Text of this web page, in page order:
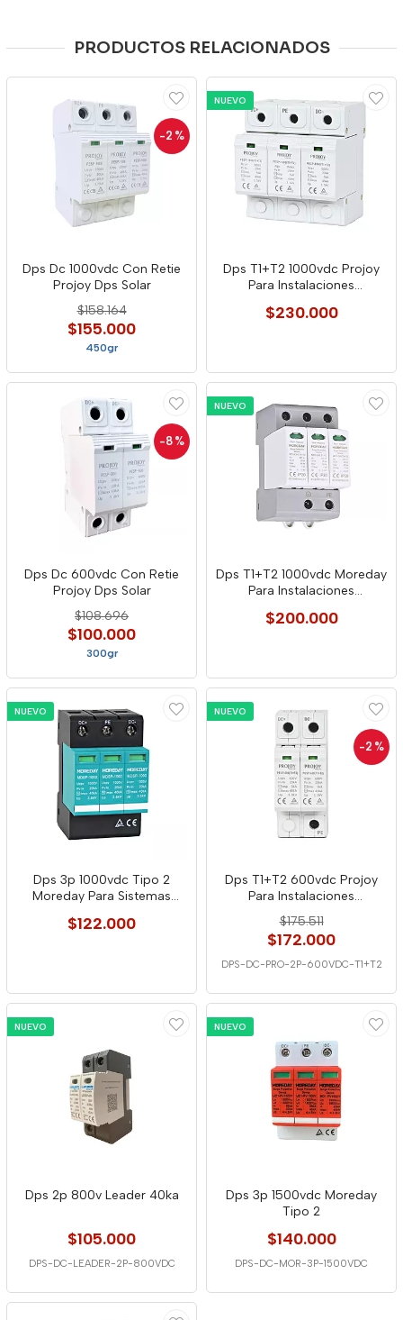
PRODUCTOS RELACIONADOS
-2 %
Dps Dc 1000vdc Con Retie
Projoy Dps Solar
$158.164
$155.000
450gr
NUEVO
Dps T1+T2 1000vdc Projoy
Para Instalaciones
$230.000
-8 %
Dps Dc 600vdc Con Retie
Projoy Dps Solar
$108.696
$100.000
300gr
NUEVO
Dps T1+T2 1000vdc Moreday
Para Instalaciones
$200.000
NUEVO
Dps 3p 1000vdc Tipo 2
Moreday Para Sistemas
$122.000
NUEVO
-2 %
Dps T1+T2 600vdc Projoy
Para Instalaciones
Fotovoltaicas
$175.511
$172.000
DPS-DC-PRO-2P-600VDC-T1+T2
NUEVO
Dps 2p 800v Leader 40ka
$105.000
DPS-DC-LEADER-2P-800VDC
NUEVO
Dps 3p 1500vdc Moreday
Tipo 2
$140.000
DPS-DC-MOR-3P-1500VDC